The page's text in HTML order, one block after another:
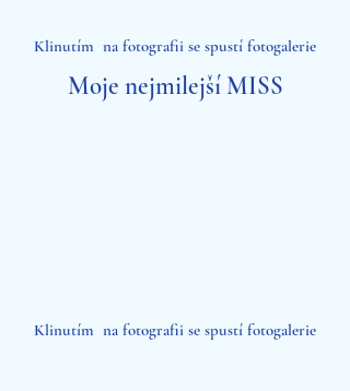
Klinutím na fotografii se spustí fotogalerie
Moje nejmilejší MISS
Klinutím na fotografii se spustí fotogalerie